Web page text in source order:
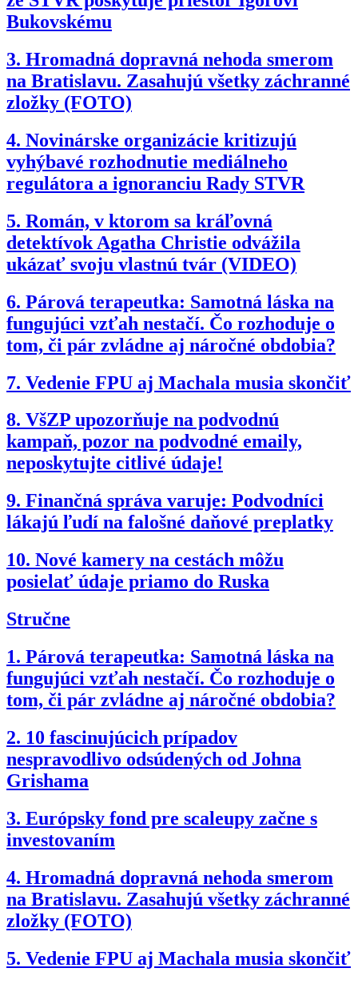
Bukovskému
3. Hromadná dopravná nehoda smerom
na Bratislavu. Zasahujú všetky záchranné
zložky (FOTO)
4. Novinárske organizácie kritizujú
vyhýbavé rozhodnutie mediálneho
regulátora a ignoranciu Rady STVR
5. Román, v ktorom sa kráľovná
detektívok Agatha Christie odvážila
ukázať svoju vlastnú tvár (VIDEO)
6. Párová terapeutka: Samotná láska na
fungujúci vzťah nestačí. Čo rozhoduje o
tom, či pár zvládne aj náročné obdobia?
7. Vedenie FPU aj Machala musia skončiť
8. VšZP upozorňuje na podvodnú
kampaň, pozor na podvodné emaily,
neposkytujte citlivé údaje!
9. Finančná správa varuje: Podvodníci
lákajú ľudí na falošné daňové preplatky
10. Nové kamery na cestách môžu
posielať údaje priamo do Ruska
Stručne
1. Párová terapeutka: Samotná láska na
fungujúci vzťah nestačí. Čo rozhoduje o
tom, či pár zvládne aj náročné obdobia?
2. 10 fascinujúcich prípadov
nespravodlivo odsúdených od Johna
Grishama
3. Európsky fond pre scaleupy začne s
investovaním
4. Hromadná dopravná nehoda smerom
na Bratislavu. Zasahujú všetky záchranné
zložky (FOTO)
5. Vedenie FPU aj Machala musia skončiť